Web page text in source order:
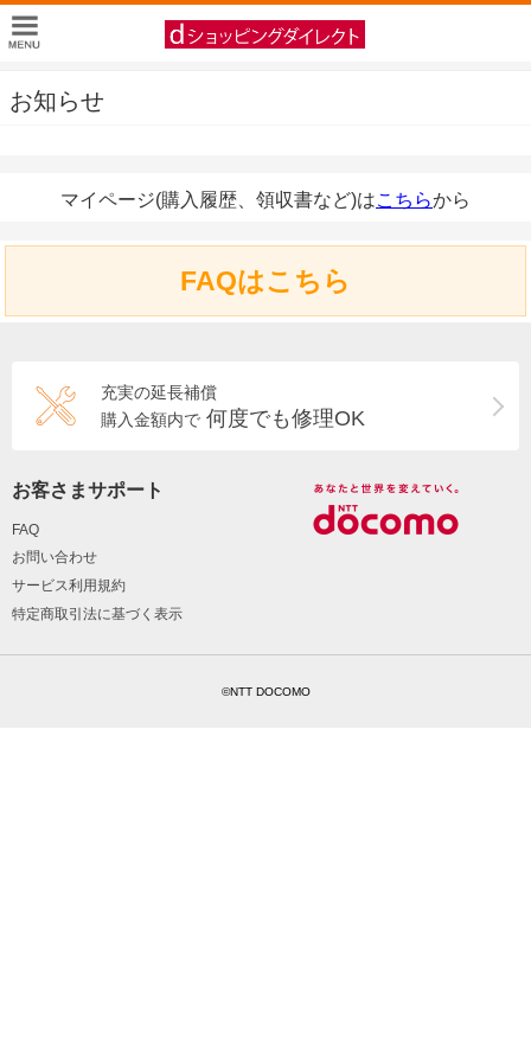
お知らせ
マイページ(購入履歴、領収書など)はこちらから
FAQはこちら
充実の延長補償
購入金額内で 何度でも修理OK
お客さまサポート
FAQ
お問い合わせ
サービス利用規約
特定商取引法に基づく表示
©NTT DOCOMO